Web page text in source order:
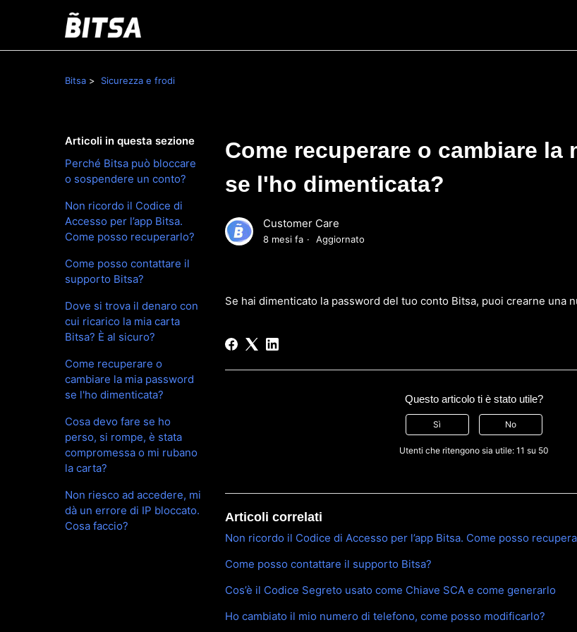
Bitsa Sicurezza e frodi
Articoli in questa sezione
Perché Bitsa può bloccare
o sospendere un conto?
Non ricordo il Codice di
Accesso per l’app Bitsa.
Come posso recuperarlo?
Come posso contattare il
supporto Bitsa?
Dove si trova il denaro con
cui ricarico la mia carta
Bitsa? È al sicuro?
Come recuperare o
cambiare la mia password
se l'ho dimenticata?
Cosa devo fare se ho
perso, si rompe, è stata
compromessa o mi rubano
la carta?
Non riesco ad accedere, mi
dà un errore di IP bloccato.
Cosa faccio?
Come recuperare o cambiare la
se l'ho dimenticata?
Customer Care
8 mesi fa Aggiornato
Se hai dimenticato la password del tuo conto Bitsa, puoi crearne una
Questo articolo ti è stato utile?
Sì No
Utenti che ritengono sia utile: 11 su 50
Articoli correlati
Non ricordo il Codice di Accesso per l’app Bitsa. Come posso
Come posso contattare il supporto Bitsa?
Cos’è il Codice Segreto usato come Chiave SCA e come generarlo
Ho cambiato il mio numero di telefono, come posso modificarlo?